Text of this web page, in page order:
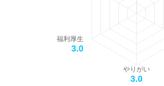
やりがい
3.0
福利厚生
3.0